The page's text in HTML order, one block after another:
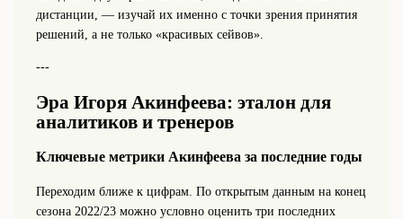
дистанции, — изучай их именно с точки зрения принятия
решений, а не только «красивых сейвов».
---
Эра Игоря Акинфеева: эталон для
аналитиков и тренеров
Ключевые метрики Акинфеева за последние годы
Переходим ближе к цифрам. По открытым данным на конец
сезона 2022/23 можно условно оценить три последних